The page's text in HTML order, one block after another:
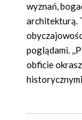
wyznań,
architekturą.
poglądami.
obficie